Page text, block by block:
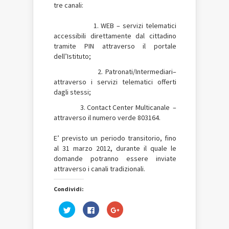
tre canali:
1. WEB – servizi telematici
accessibili direttamente dal cittadino
tramite PIN attraverso il portale
dell’Istituto;
2. Patronati/Intermediari–
attraverso i servizi telematici offerti
dagli stessi;
3. Contact Center Multicanale –
attraverso il numero verde 803164.
E’ previsto un periodo transitorio, fino
al 31 marzo 2012, durante il quale le
domande potranno essere inviate
attraverso i canali tradizionali.
Condividi:
Fai
clic
Fai
clic
Fai
clic